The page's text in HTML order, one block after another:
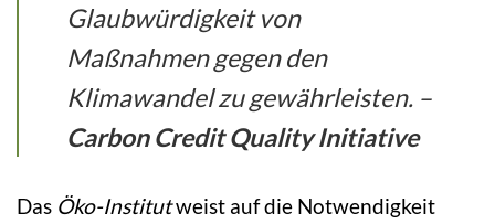
Glaubwürdigkeit von
Maßnahmen gegen den
Klimawandel zu gewährleisten. –
Carbon Credit Quality Initiative
Das Öko-Institutweist auf die Notwendigkeit